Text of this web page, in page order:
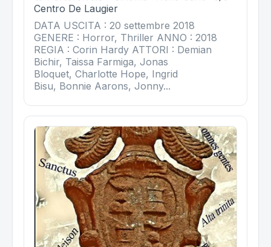
Centro De Laugier
DATA USCITA : 20 settembre 2018
GENERE : Horror, Thriller ANNO : 2018
REGIA : Corin Hardy ATTORI : Demian
Bichir, Taissa Farmiga, Jonas
Bloquet, Charlotte Hope, Ingrid
Bisu, Bonnie Aarons, Jonny...